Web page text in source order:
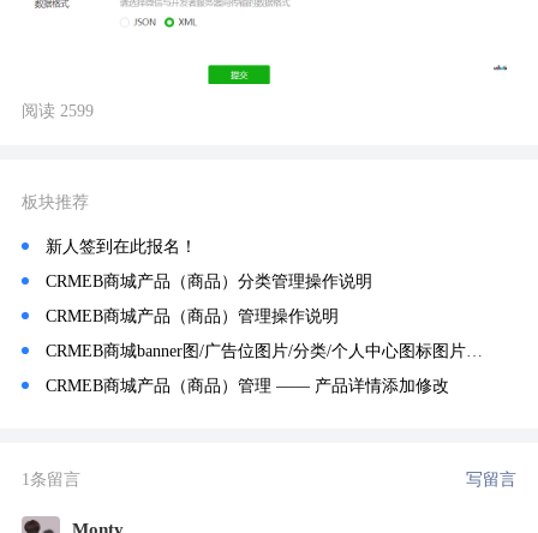
阅读 2599
板块推荐
新人签到在此报名！
CRMEB商城产品（商品）分类管理操作说明
CRMEB商城产品（商品）管理操作说明
CRMEB商城banner图/广告位图片/分类/个人中心图标图片设置
CRMEB商城产品（商品）管理 —— 产品详情添加修改
1条留言 写留言